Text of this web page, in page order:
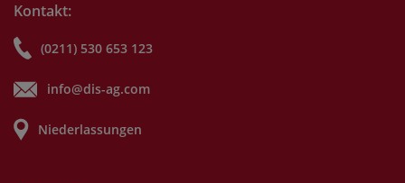
Kontakt:
(0211) 530 653 123
info@dis-ag.com
Niederlassungen